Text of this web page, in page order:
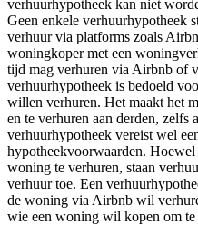
verhuurhypotheek kan niet
Geen enkele verhuurhypotheek
verhuur via platforms zoals
woningkoper met een
tijd mag verhuren via Airbnb of
verhuurhypotheek is bedoeld
willen verhuren. Het maakt het
en te verhuren aan derden, zelfs
verhuurhypotheek vereist wel
hypotheekvoorwaarden.
woning te verhuren, staan
verhuur toe. Een
de woning via Airbnb wil
wie een woning wil kopen om te